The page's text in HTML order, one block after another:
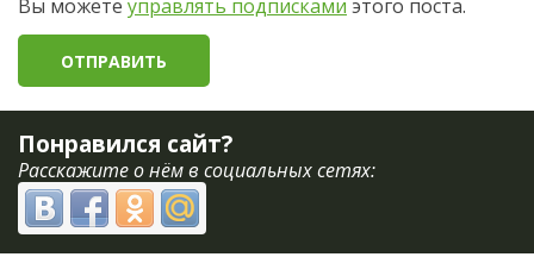
Вы можете управлять подписками этого поста.
Понравился сайт?
Расскажите о нём в социальных сетях: